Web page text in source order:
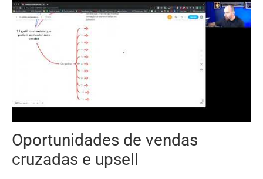
Oportunidades de vendas
cruzadas e upsell